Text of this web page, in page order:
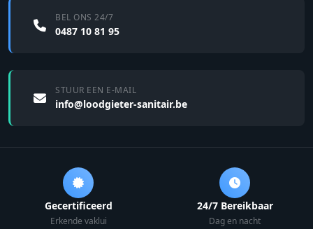
BEL ONS 24/7
0487 10 81 95
STUUR EEN E-MAIL
info@loodgieter-sanitair.be
Gecertificeerd
Erkende vaklui
24/7 Bereikbaar
Dag en nacht